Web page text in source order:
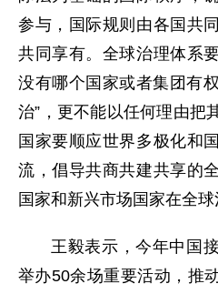
参与，国际规则由各国共
共同享有。全球治理体系
没有哪个国家或者集团有
治”，更不能以任何理由把
国家要顺应世界多极化和
流，倡导共商共建共享的
国家和新兴市场国家在全球
王毅表示，今年中国
举办50余场重要活动，推